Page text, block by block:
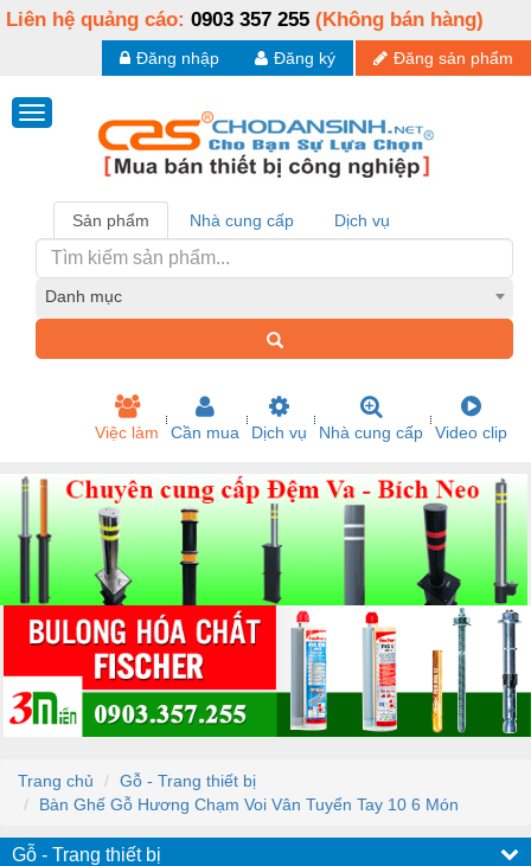
Liên hệ quảng cáo: 0903 357 255 (Không bán hàng)
Đăng sản phẩm
Đăng ký
Đăng nhập
Sản phẩm Nhà cung cấp Dịch vụ
Danh mục
Việc làm Cần mua Dịch vụ Nhà cung cấp Video clip
Trang chủ
Gỗ - Trang thiết bị
Bàn Ghế Gỗ Hương Chạm Voi Vân Tuyển Tay 10 6 Món
Gỗ - Trang thiết bị